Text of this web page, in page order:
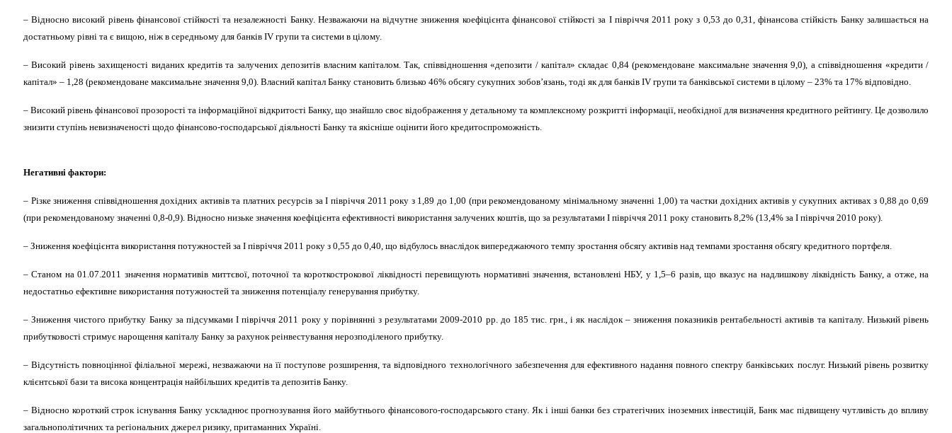
–Відносно високий рівень фінансової стійкості та незалежності Банку. Незважаючи на відчутне зниження коефіцієнта фінансової стійкості за І півріччя 2011 року з 0,53 до 0,31, фінансова стійкість Банку залишається на
достатньому рівні та є вищою, ніж в середньому для банків ІV групи та системи в цілому.
–Високий рівень захищеності виданих кредитів та залучених депозитів власним капіталом. Так, співвідношення «депозити / капітал» складає 0,84 (рекомендоване максимальне значення 9,0), а співвідношення «кредити /
капітал» – 1,28 (рекомендоване максимальне значення 9,0). Власний капітал Банку становить близько 46% обсягу сукупних зобов’язань, тоді як для банків IV групи та банківської системи в цілому – 23% та 17% відповідно.
– Високий рівень фінансової прозорості та інформаційної відкритості Банку, що знайшло своє відображення у детальному та комплексному розкритті інформації, необхідної для визначення кредитного рейтингу. Це дозволило
знизити ступінь невизначеності щодо фінансово-господарської діяльності Банку та якісніше оцінити його кредитоспроможність.
Негативні фактори:
– Різке зниження співвідношення дохідних активівта платних ресурсів за І півріччя 2011 року з 1,89 до 1,00 (при рекомендованому мінімальному значенні 1,00) та частки дохідних активів у сукупних активах з 0,88 до 0,69
(при рекомендованому значенні 0,8-0,9). Відносно низьке значення коефіцієнта ефективності використання залучених коштів, що за результатами І півріччя 2011 року становить 8,2% (13,4% за І півріччя 2010 року).
– Зниження коефіцієнта використання потужностей за І півріччя 2011 року з 0,55 до 0,40, що відбулось внаслідок випереджаючого темпу зростання обсягу активів над темпами зростання обсягу кредитного портфеля.
–Станом на 01.07.2011 значення нормативів миттєвої, поточної та короткострокової ліквідності перевищують нормативні значення, встановлені НБУ, у 1,5–6 разів, що вказує на надлишкову ліквідність Банку, а отже, на
недостатньо ефективне використання потужностей та зниження потенціалу генерування прибутку.
–Зниження чистого прибутку Банку за підсумками І півріччя 2011 року у порівнянні з результатами 2009-2010 рр. до 185 тис. грн., і як наслідок – зниження показників рентабельності активів та капіталу. Низький рівень
прибутковості стримує нарощення капіталу Банку за рахунок реінвестування нерозподіленого прибутку.
–Відсутність повноцінної філіальної мережі, незважаючи на її поступове розширення, та відповідного технологічного забезпечення для ефективного надання повного спектру банківських послуг. Низький рівень розвитку
клієнтської бази та висока концентрація найбільших кредитів та депозитів Банку.
– Відносно короткий строк існування Банку ускладнює прогнозування його майбутнього фінансового-господарського стану. Як і інші банки без стратегічних іноземних інвестицій, Банк має підвищену чутливість до впливу
загальнополітичних та регіональних джерел ризику, притаманних Україні.